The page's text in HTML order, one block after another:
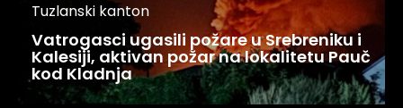
Tuzlanski kanton
Vatrogasci ugasili požare u Srebreniku i
Kalesiji, aktivan požar na lokalitetu Pauč
kod Kladnja